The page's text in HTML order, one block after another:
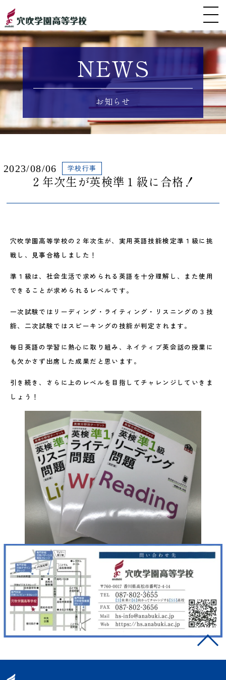
NEWS
お知らせ
2023/08/06 学校行事
２年次生が英検準１級に合格！
穴吹学園高等学校の２年次生が、実用英語技能検定準１級に挑
戦し、見事合格しました！
準１級は、社会生活で求められる英語を十分理解し、また使用
できることが求められるレベルです。
一次試験ではリーディング・ライティング・リスニングの３技
能、二次試験ではスピーキングの技能が判定されます。
毎日英語の学習に熱心に取り組み、ネイティブ英会話の授業に
も欠かさず出席した成果だと思います。
引き続き、さらに上のレベルを目指してチャレンジしていきま
しょう！